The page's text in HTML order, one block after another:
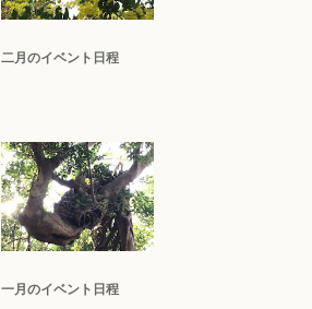
二月のイベント日程
一月のイベント日程